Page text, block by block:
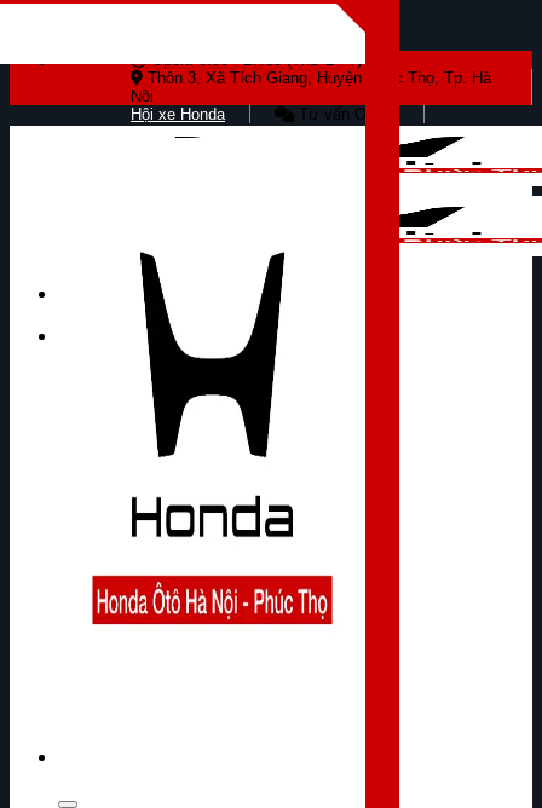
Open: 8:00 - 17:00 (Thứ 2 - 7)
Thôn 3, Xã Tích Giang, Huyện Phúc Thọ, Tp. Hà
Nội
Hội xe Honda
Tư vấn Online